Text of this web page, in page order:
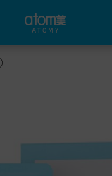
퍼트 마스크 촉촉보습